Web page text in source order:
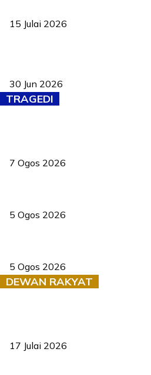
15 Julai 2026
30 Jun 2026
TRAGEDI
7 Ogos 2026
5 Ogos 2026
5 Ogos 2026
DEWAN RAKYAT
17 Julai 2026